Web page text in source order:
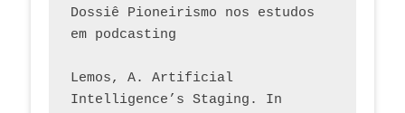
Dossiê Pioneirismo nos estudos
em podcasting
Lemos, A. Artificial
Intelligence’s Staging. In